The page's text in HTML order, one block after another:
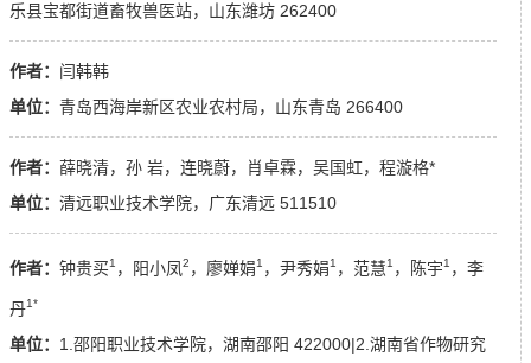
乐县宝都街道畜牧兽医站，山东潍坊 262400
作者： 闫韩韩
单位： 青岛西海岸新区农业农村局，山东青岛 266400
作者： 薛晓清，孙 岩，连晓蔚，肖卓霖，吴国虹，程漩格*
单位： 清远职业技术学院，广东清远 511510
作者： 钟贵买1 ，阳小凤2 ，廖婵娟1 ，尹秀娟1 ，范慧1 ，陈宇1 ，李
丹1*
单位： 1.邵阳职业技术学院，湖南邵阳 422000|2.湖南省作物研究